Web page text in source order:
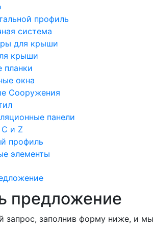
профиль
система
для крыши
крыши
планки
окна
Сооружения
панели
и Z
профиль
элементы
предложение
запрос, заполнив форму ниже, и